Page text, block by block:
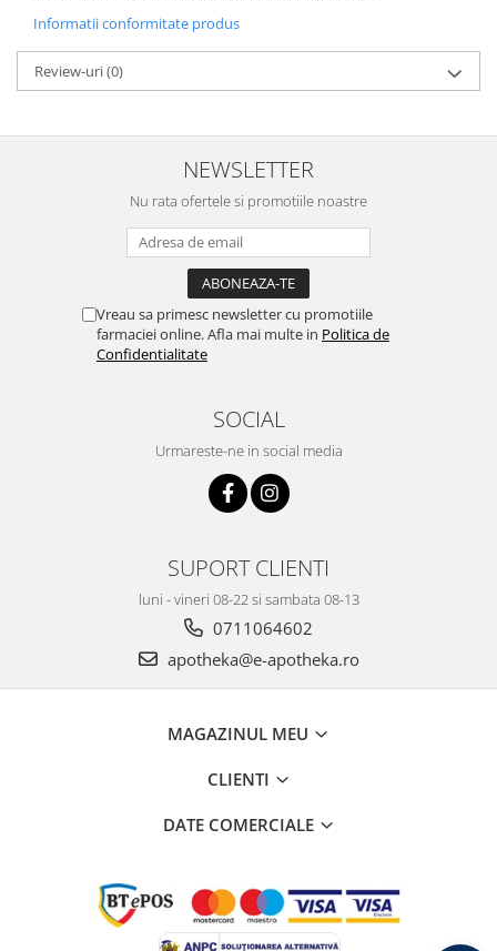
Informatii conformitate produs
Review-uri(0)
NEWSLETTER
Nu rata ofertele si promotiile noastre
Vreau sa primesc newsletter cu promotiile
farmaciei online. Afla mai multe in Politica de
Confidentialitate
SOCIAL
Urmareste-ne in social media
SUPORT CLIENTI
luni - vineri 08-22 si sambata 08-13
0711064602
apotheka@e-apotheka.ro
MAGAZINUL MEU
CLIENTI
DATE COMERCIALE